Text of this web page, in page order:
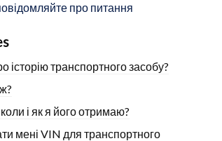
про питання
історію транспортного засобу?
і як я його отримаю?
мені VIN для транспортного